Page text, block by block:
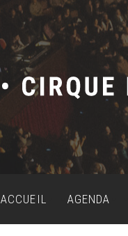
ACCUEIL AGENDA